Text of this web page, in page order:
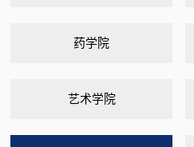
药学院
艺术学院